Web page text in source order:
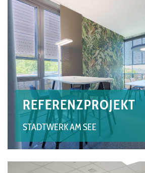
REFERENZPROJEKT
STADTWERK AM SEE